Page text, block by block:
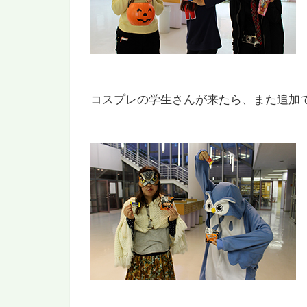
コスプレの学生さんが来たら、また追加